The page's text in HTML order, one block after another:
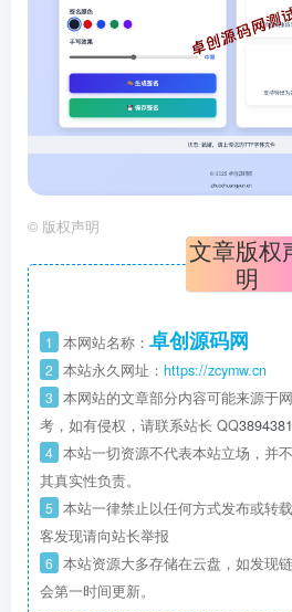
© 版权声明
文章版权
明
1 本网站名称： 卓创源码网
2 本站永久网址： https://zcymw.cn
3 本网站的文章部分内容可能来源于
考，如有侵权，请联系站长 QQ
4 本站一切资源不代表本站立场，并
其真实性负责。
5 本站一律禁止以任何方式发布或转
客发现请向站长举报
6 本站资源大多存储在云盘，如发现
会第一时间更新。